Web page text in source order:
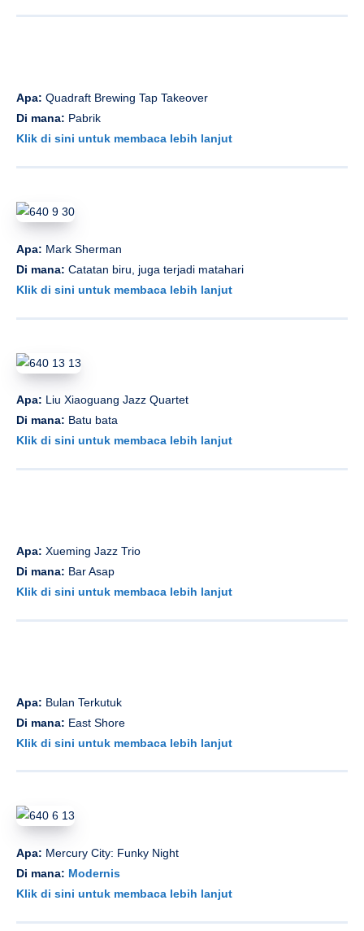
Apa: Quadraft Brewing Tap Takeover
Di mana: Pabrik
Klik di sini untuk membaca lebih lanjut
Apa: Mark Sherman
Di mana: Catatan biru, juga terjadi matahari
Klik di sini untuk membaca lebih lanjut
Apa: Liu Xiaoguang Jazz Quartet
Di mana: Batu bata
Klik di sini untuk membaca lebih lanjut
Apa: Xueming Jazz Trio
Di mana: Bar Asap
Klik di sini untuk membaca lebih lanjut
Apa: Bulan Terkutuk
Di mana: East Shore
Klik di sini untuk membaca lebih lanjut
Apa: Mercury City: Funky Night
Di mana: Modernis
Klik di sini untuk membaca lebih lanjut